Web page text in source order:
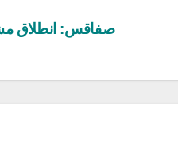
صفاقس: انطلاق